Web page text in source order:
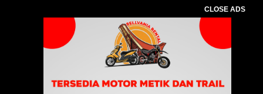
CLOSE ADS